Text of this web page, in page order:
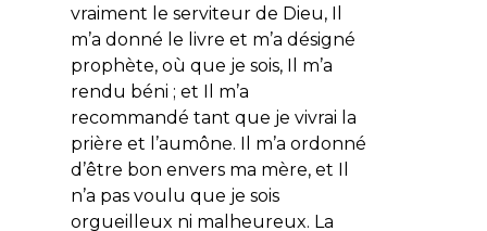
vraiment le serviteur de Dieu, Il
m’a donné le livre et m’a désigné
prophète, où que je sois, Il m’a
rendu béni ; et Il m’a
recommandé tant que je vivrai la
prière et l’aumône. Il m’a ordonné
d’être bon envers ma mère, et Il
n’a pas voulu que je sois
orgueilleux ni malheureux. La